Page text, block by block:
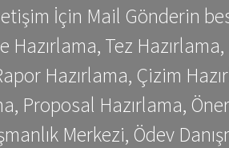
İçin Mail Gönderin
Tez
Hazırlama, Çizim
Proposal Hazırlama,
Merkezi, Ödev